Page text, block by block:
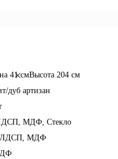
41 смВысота 204 см
дуб артизан
МДФ, Стекло
ЛДСП, МДФ